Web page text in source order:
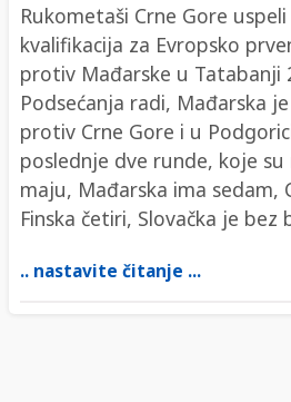
Rukometaši Crne Gore
kvalifikacija za Evropsko
protiv Mađarske u Tatabanji
Podsećanja radi, Mađarska
protiv Crne Gore i u
poslednje dve runde, koje
maju, Mađarska ima sedam,
Finska četiri, Slovačka je bez
.. nastavite čitanje ...